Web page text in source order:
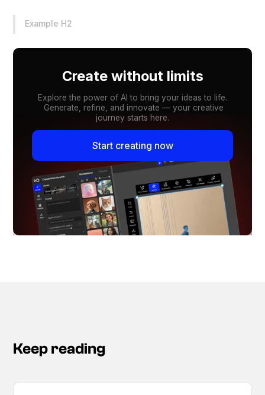
Example H2
Create without limits
Explore the power of AI to bring your ideas to life.
Generate, refine, and innovate — your creative
journey starts here.
Start creating now
Keep reading